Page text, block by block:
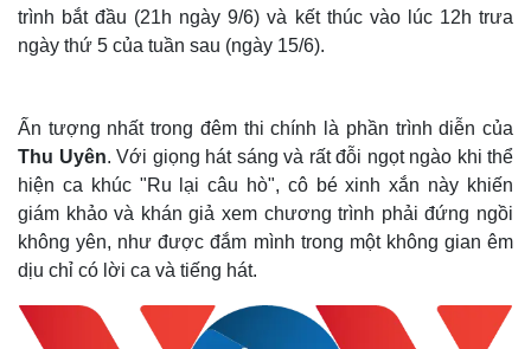
trình bắt đầu (21h ngày 9/6) và kết thúc vào lúc 12h trưa
ngày thứ 5 của tuần sau (ngày 15/6).
Ấn tượng nhất trong đêm thi chính là phần trình diễn của
Thu Uyên. Với giọng hát sáng và rất đỗi ngọt ngào khi thể
hiện ca khúc "Ru lại câu hò", cô bé xinh xắn này khiến
giám khảo và khán giả xem chương trình phải đứng ngồi
không yên, như được đắm mình trong một không gian êm
dịu chỉ có lời ca và tiếng hát.